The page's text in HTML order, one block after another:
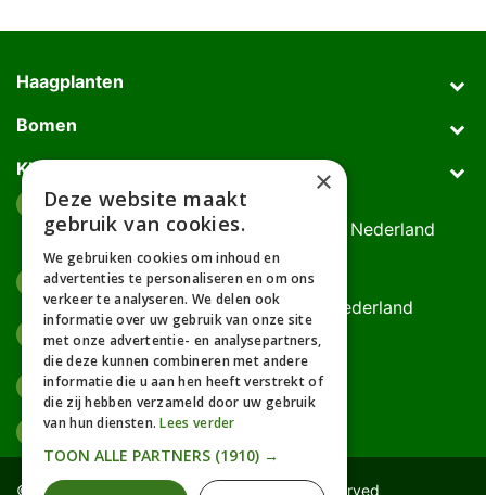
Haagplanten
Bomen
Klantenservice
Afhaaladres
Deurningerweg 50, 7623 AH Borne, Nederland
(op afspraak!)
Kantooradres
Bornsedijk 60, 7559 PT Hengelo, Nederland
085-0475588
06-17314481
info@gardline.nl
© 2026 Powered by Gardline™. All Rights Reserved
×
Deze website maakt
gebruik van cookies.
We gebruiken cookies om inhoud en
advertenties te personaliseren en om ons
verkeer te analyseren. We delen ook
informatie over uw gebruik van onze site
met onze advertentie- en analysepartners,
die deze kunnen combineren met andere
informatie die u aan hen heeft verstrekt of
die zij hebben verzameld door uw gebruik
van hun diensten.Lees verder
TOON ALLE PARTNERS (1910) →